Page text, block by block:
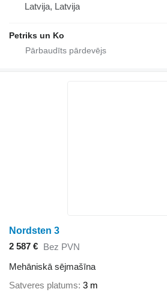
Latvija, Latvija
Petriks un Ko
Nordsten 3
2 587 € Bez PVN
Mehāniskā sējmašīna
Satveres platums 3 m